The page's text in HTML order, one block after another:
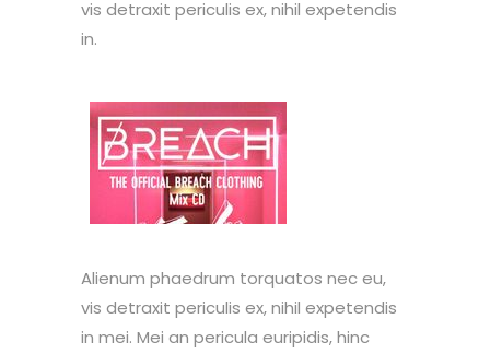
vis detraxit periculis ex, nihil expetendis
in.
Alienum phaedrum torquatos nec eu,
vis detraxit periculis ex, nihil expetendis
in mei. Mei an pericula euripidis, hinc